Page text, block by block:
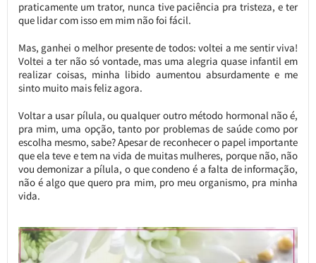
praticamente um trator, nunca tive paciência pra tristeza, e ter
que lidar com isso em mim não foi fácil.
Mas, ganhei o melhor presente de todos: voltei a me sentir viva!
Voltei a ter não só vontade, mas uma alegria quase infantil em
realizar coisas, minha libido aumentou absurdamente e me
sinto muito mais feliz agora.
Voltar a usar pílula, ou qualquer outro método hormonal não é,
pra mim, uma opção, tanto por problemas de saúde como por
escolha mesmo, sabe? Apesar de reconhecer o papel importante
que ela teve e tem na vida de muitas mulheres, porque não, não
vou demonizar a pílula, o que condeno é a falta de informação,
não é algo que quero pra mim, pro meu organismo, pra minha
vida.